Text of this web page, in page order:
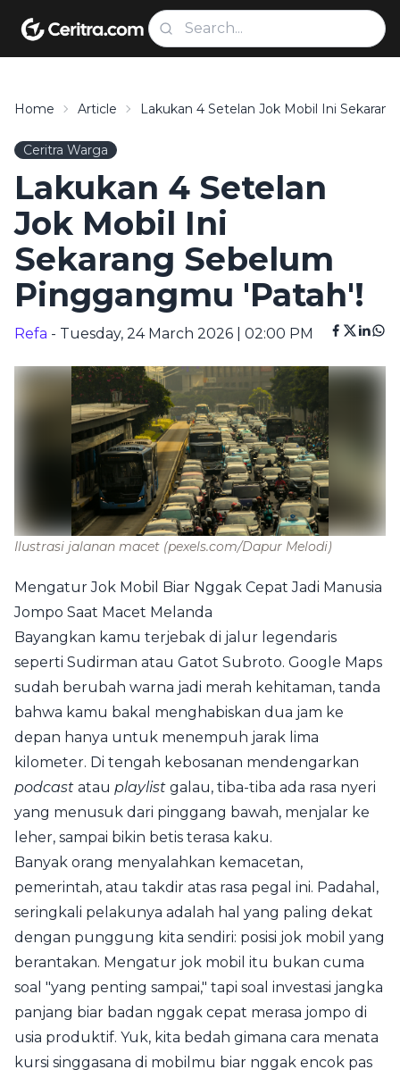
Home Article Lakukan 4 Setelan Jok Mobil Ini
Ceritra Warga
Lakukan 4 Setelan
Jok Mobil Ini
Sekarang Sebelum
Pinggangmu 'Patah'!
Refa - Tuesday, 24 March 2026 | 02:00 PM
Ilustrasi jalanan macet (pexels.com/Dapur Melodi)
Mengatur Jok Mobil Biar Nggak Cepat Jadi Manusia
Jompo Saat Macet Melanda
Bayangkan kamu terjebak di jalur legendaris
seperti Sudirman atau Gatot Subroto. Google Maps
sudah berubah warna jadi merah kehitaman, tanda
bahwa kamu bakal menghabiskan dua jam ke
depan hanya untuk menempuh jarak lima
kilometer. Di tengah kebosanan mendengarkan
podcast atau playlist galau, tiba-tiba ada rasa nyeri
yang menusuk dari pinggang bawah, menjalar ke
leher, sampai bikin betis terasa kaku.
Banyak orang menyalahkan kemacetan,
pemerintah, atau takdir atas rasa pegal ini. Padahal,
seringkali pelakunya adalah hal yang paling dekat
dengan punggung kita sendiri: posisi jok mobil yang
berantakan. Mengatur jok mobil itu bukan cuma
soal "yang penting sampai," tapi soal investasi jangka
panjang biar badan nggak cepat merasa jompo di
usia produktif. Yuk, kita bedah gimana cara menata
kursi singgasana di mobilmu biar nggak encok pas